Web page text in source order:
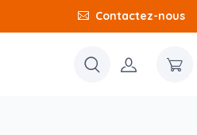
Contactez-nous